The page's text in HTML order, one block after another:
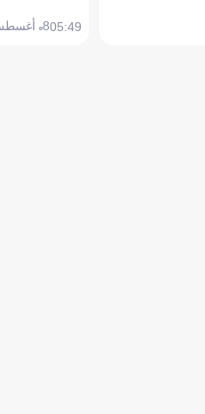
05:498 أغسطس 2026